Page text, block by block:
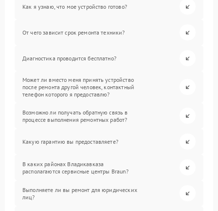
Как я узнаю, что мое устройство готово?
От чего зависит срок ремонта техники?
Диагностика проводится бесплатно?
Может ли вместо меня принять устройство
после ремонта другой человек, контактный
телефон которого я предоставлю?
Возможно ли получать обратную связь в
процессе выполнения ремонтных работ?
Какую гарантию вы предоставляете?
В каких районах Владикавказа
располагаются сервисные центры Braun?
Выполняете ли вы ремонт для юридических
лиц?